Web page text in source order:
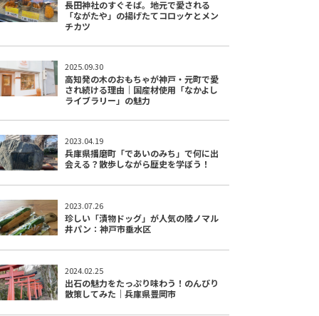
長田神社のすぐそば。地元で愛される
「ながたや」の揚げたてコロッケとメン
チカツ
2025.09.30
高知発の木のおもちゃが神戸・元町で愛
され続ける理由｜国産材使用「なかよし
ライブラリー」の魅力
2023.04.19
兵庫県播磨町「であいのみち」で何に出
会える？散歩しながら歴史を学ぼう！
2023.07.26
珍しい「漬物ドッグ」が人気の陸ノマル
井パン：神戸市垂水区
2024.02.25
出石の魅力をたっぷり味わう！のんびり
散策してみた｜兵庫県豊岡市